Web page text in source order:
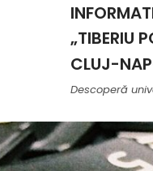
„TIBERIU
CLUJ-
Descoperă